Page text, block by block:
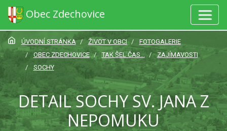
Obec Zdechovice
ÚVODNÍ STRÁNKA ŽIVOT V OBCI
FOTOGALERIE
OBEC ZDECHOVICE
TAK ŠEL ČAS...
ZAJÍMAVOSTI
SOCHY
DETAIL SOCHY SV. JANA Z
NEPOMUKU